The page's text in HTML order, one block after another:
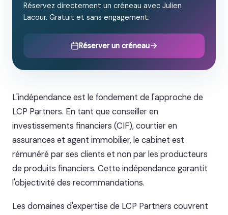
Réservez directement un créneau avec Julien
Lacour. Gratuit et sans engagement.
Réserver un créneau
L'indépendance est le fondement de l'approche de
LCP Partners. En tant que conseiller en
investissements financiers (CIF), courtier en
assurances et agent immobilier, le cabinet est
rémunéré par ses clients et non par les producteurs
de produits financiers. Cette indépendance garantit
l'objectivité des recommandations.
Les domaines d'expertise de LCP Partners couvrent